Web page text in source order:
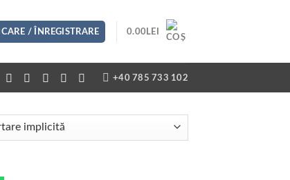
/ ÎNREGISTRARE 0.00 LEI
+40 785 733 102